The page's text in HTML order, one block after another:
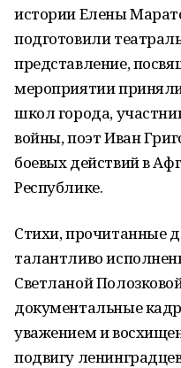
истории Елены
подготовили
представление,
мероприятии
школ города,
войны, поэт Иван
боевых действий в
Республике.
Стихи, прочитанные
талантливо
Светланой
документальные
уважением и
подвигу